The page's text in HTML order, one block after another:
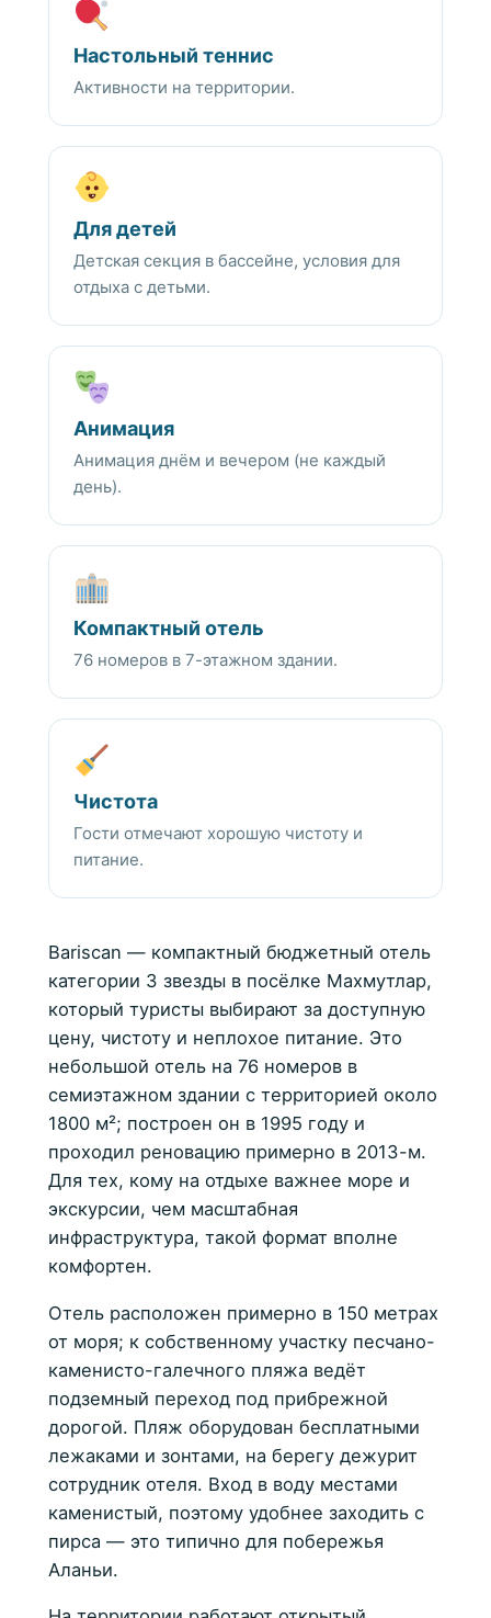
Настольный теннис
Активности на территории.
Для детей
Детская секция в бассейне, условия для
отдыха с детьми.
Анимация
Анимация днём и вечером (не каждый
день).
Компактный отель
76 номеров в 7-этажном здании.
Чистота
Гости отмечают хорошую чистоту и
питание.
Bariscan — компактный бюджетный отель
категории 3 звезды в посёлке Махмутлар,
который туристы выбирают за доступную
цену, чистоту и неплохое питание. Это
небольшой отель на 76 номеров в
семиэтажном здании с территорией около
1800 м²; построен он в 1995 году и
проходил реновацию примерно в 2013-м.
Для тех, кому на отдыхе важнее море и
экскурсии, чем масштабная
инфраструктура, такой формат вполне
комфортен.
Отель расположен примерно в 150 метрах
от моря; к собственному участку песчано-
каменисто-галечного пляжа ведёт
подземный переход под прибрежной
дорогой. Пляж оборудован бесплатными
лежаками и зонтами, на берегу дежурит
сотрудник отеля. Вход в воду местами
каменистый, поэтому удобнее заходить с
пирса — это типично для побережья
Аланьи.